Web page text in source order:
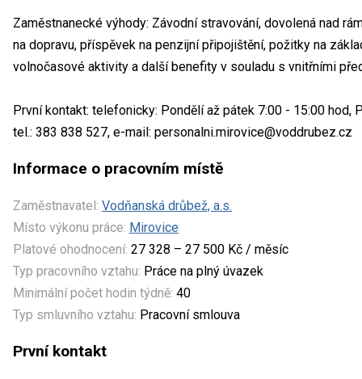
Zaměstnanecké výhody: Závodní stravování, dovolená nad
na dopravu, příspěvek na penzijní připojištění, požitky na
volnočasové aktivity a další benefity v souladu s vnitřními
První kontakt: telefonicky: Pondělí až pátek 7:00 - 15:00
tel.: 383 838 527, e-mail: personalni.mirovice@voddrubez.cz
Informace o pracovním místě
Zaměstnavatel: Vodňanská drůbež, a.s.
Místo výkonu práce: Mirovice
Platové ohodnocení: 27 328 – 27 500 Kč / měsíc
Typ pracovního vztahu: Práce na plný úvazek
Minimální počet hodin týdně: 40
Typ smluvního vztahu: Pracovní smlouva
První kontakt